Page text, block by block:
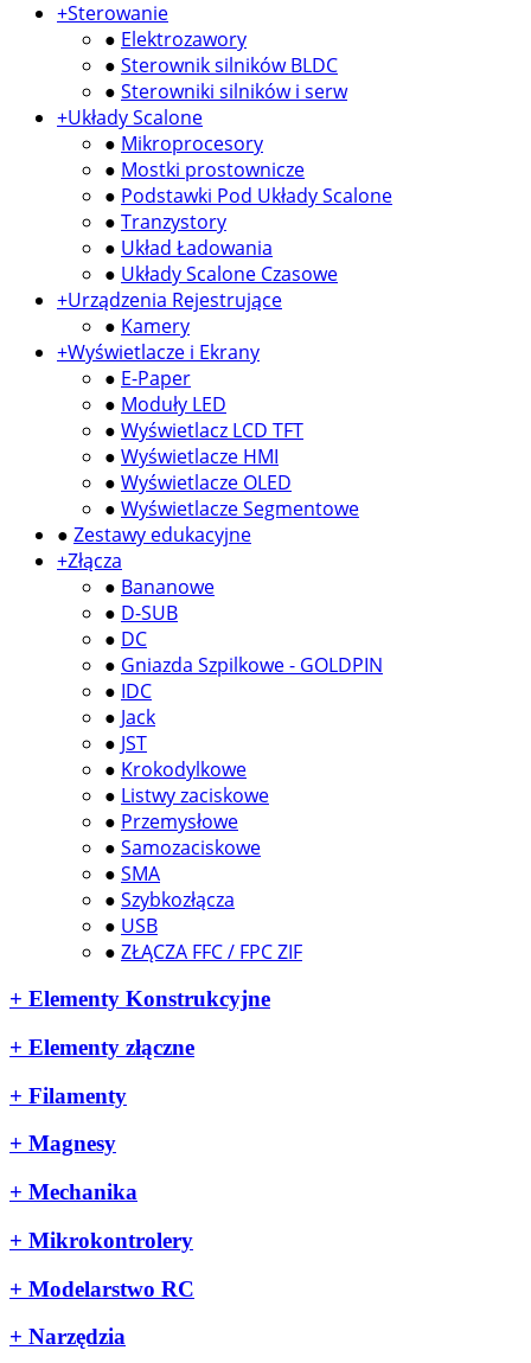
+Sterowanie
● Elektrozawory
● Sterownik silników BLDC
● Sterowniki silników i serw
+Układy Scalone
● Mikroprocesory
● Mostki prostownicze
● Podstawki Pod Układy Scalone
● Tranzystory
● Układ Ładowania
● Układy Scalone Czasowe
+Urządzenia Rejestrujące
● Kamery
+Wyświetlacze i Ekrany
● E-Paper
● Moduły LED
● Wyświetlacz LCD TFT
● Wyświetlacze HMI
● Wyświetlacze OLED
● Wyświetlacze Segmentowe
● Zestawy edukacyjne
+Złącza
● Bananowe
● D-SUB
● DC
● Gniazda Szpilkowe - GOLDPIN
● IDC
● Jack
● JST
● Krokodylkowe
● Listwy zaciskowe
● Przemysłowe
● Samozaciskowe
● SMA
● Szybkozłącza
● USB
● ZŁĄCZA FFC / FPC ZIF
+ Elementy Konstrukcyjne
+ Elementy złączne
+ Filamenty
+ Magnesy
+ Mechanika
+ Mikrokontrolery
+ Modelarstwo RC
+ Narzędzia